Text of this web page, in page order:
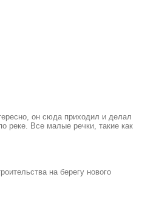
он сюда приходил и делал
реке. Все малые речки, такие как
на берегу нового